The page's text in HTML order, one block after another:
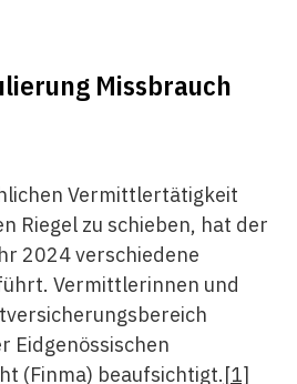
Missbrauch
Vermittlertätigkeit
Riegel zu schieben, hat der
2024 verschiedene
Vermittlerinnen und
Eidgenössischen
(Finma) beaufsichtigt.[1]